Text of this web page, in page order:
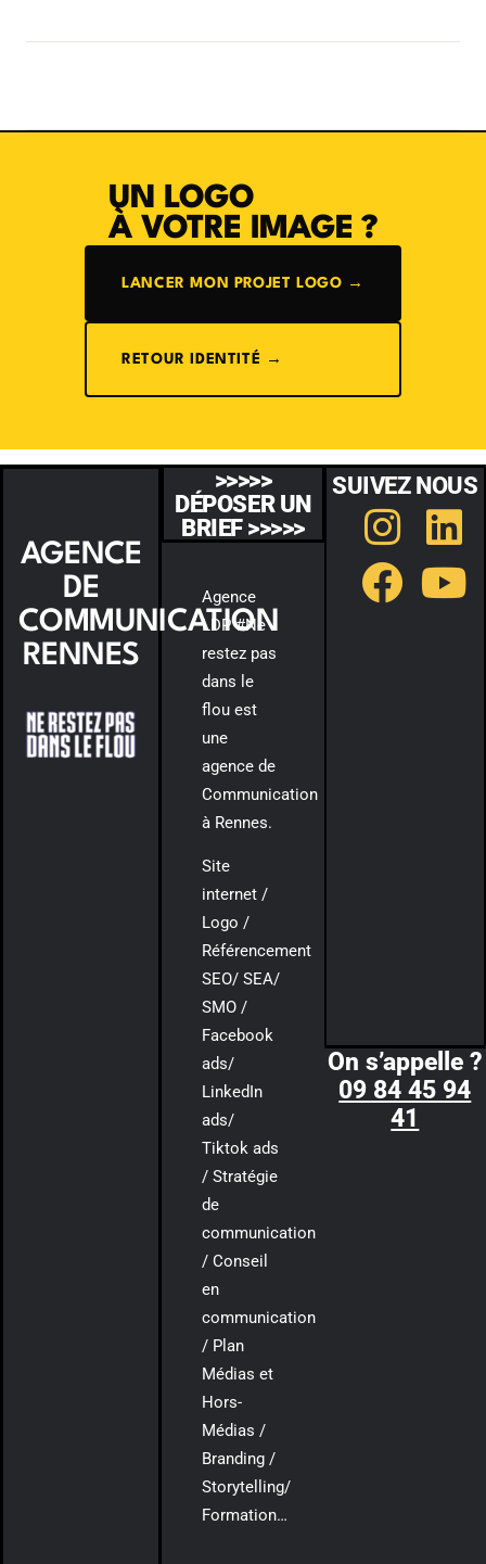
UN LOGO
À VOTRE IMAGE ?
LANCER MON PROJET LOGO →
RETOUR IDENTITÉ →
AGENCE
DE
COMMUNICATION
RENNES
>>>>>
DÉPOSER UN
BRIEF >>>>>
Agence
LDP #Ne
restez pas
dans le
flou est
une
agence de
Communication
à Rennes.
Site
internet /
Logo /
Référencement
SEO/ SEA/
SMO /
Facebook
ads/
LinkedIn
ads/
Tiktok ads
/ Stratégie
de
communication
/ Conseil
en
communication
/ Plan
Médias et
Hors-
Médias /
Branding /
Storytelling/
Formation…
SUIVEZ NOUS
On s’appelle ?
09 84 45 94
41